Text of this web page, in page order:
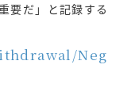
要だ」と記録する
Neg